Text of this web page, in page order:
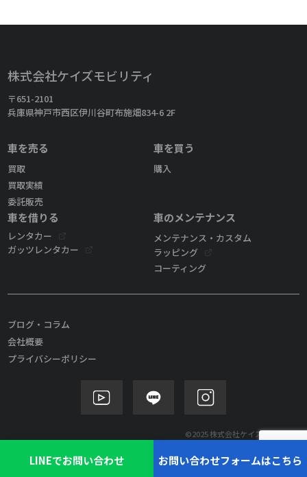
LINEでお問い合わせ お問い合わせフォームはこちら
株式会社ケイズモビリティ
〒651-2101
兵庫県神戸市西区伊川谷町布施畑834-6 2F
車を売る
買取
買取実績
委託販売
車を買う
購入
車を借りる
レンタカー
ガッツレンタカー
車のメンテナンス
メンテナンス・カスタム
ラッピング
コーティング
ブログ・コラム
会社概要
プライバシーポリシー
©2025 株式会社ケイズモビリティ